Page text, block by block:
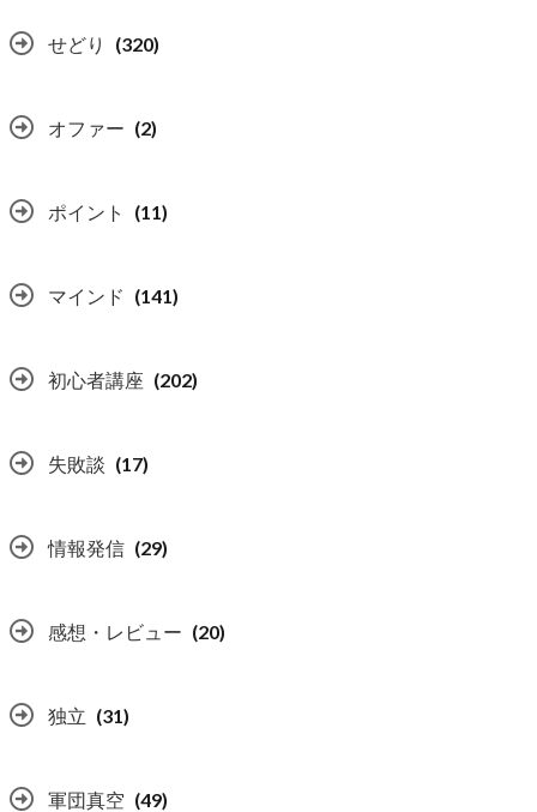
せどり (320)
オファー (2)
ポイント (11)
マインド (141)
初心者講座 (202)
失敗談 (17)
情報発信 (29)
感想・レビュー (20)
独立 (31)
軍団真空 (49)